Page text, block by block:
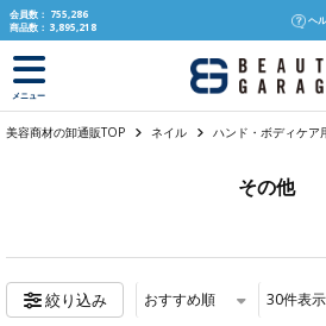
text.skipToContent
text.skipToNavigation
会員数： 755,286
商品数： 3,895,218
ヘ
メニュー
美容商材の卸通販TOP ネイル ハンド・ボディケア
その他
絞り込み おすすめ順 30件表示